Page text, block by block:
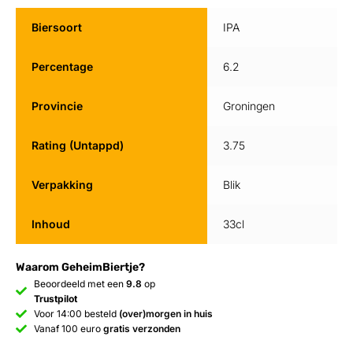
Waarom GeheimBiertje?
Beoordeeld met een 9.8 op
Trustpilot
Voor 14:00 besteld (over)morgen in huis
Vanaf 100 euro gratis verzonden
Biersoort IPA
Percentage 6.2
Provincie Groningen
Rating (Untappd) 3.75
Verpakking Blik
Inhoud 33cl